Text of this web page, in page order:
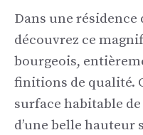
Dans une résidence
découvrez ce
bourgeois,
finitions de qualité.
surface habitable
d’une belle hauteur